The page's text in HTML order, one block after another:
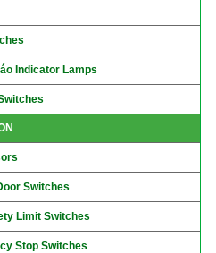
Indicator Lamps
Switches
Limit Switches
Stop Switches